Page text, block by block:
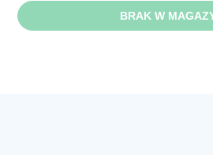
BRAK W